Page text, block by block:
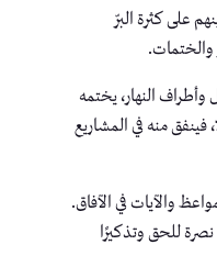
على كثرة البرّ
والختمات.
وأطراف النهار، يختمه
فينفق منه في المشاريع
والآيات في الآفاق.
للحق وتذكيرًا